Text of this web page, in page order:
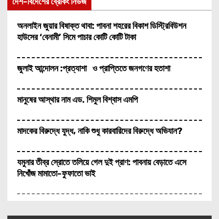
মাদকের বিরুদ্ধে যুদ্ধ, নাকি শুধু কারবারিদের বিরুদ্ধে অভিযান?
যমুনার তীব্র স্রোতে তলিয়ে গেল দুই প্রাণ: পাবনায় বেড়াতে এসে নিখোঁজ
অনলাইন জুয়ার বিষাক্ত থাবা: পাবনা শহরের বিকাশ ডিস্ট্রিবিউশন
হাউসের ‘বেনামী’ সিমে পাচার কোটি কোটি টাকা
জুলাই আন্দোলন :প্রত্যাশা ও প্রাপ্তিতে জনগণের হতাশা
মানুষের আস্থার নাম এড. শিমুল বিশ্বাস এমপি
মাদকের বিরুদ্ধে যুদ্ধ, নাকি শুধু কারবারিদের বিরুদ্ধে অভিযান?
যমুনার তীব্র স্রোতে তলিয়ে গেল দুই প্রাণ: পাবনায় বেড়াতে এসে
নিখোঁজ মামাতো-ফুফাতো ভাই